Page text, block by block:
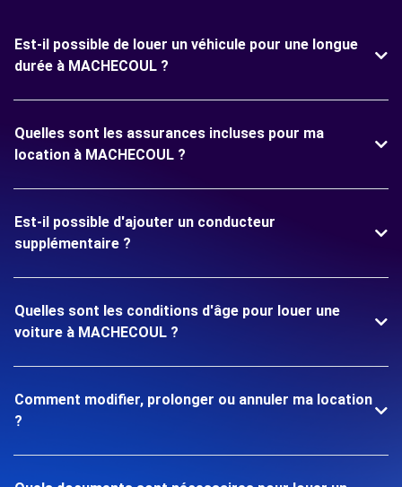
Est-il possible de louer un véhicule pour une longue
durée à MACHECOUL ?
Quelles sont les assurances incluses pour ma
location à MACHECOUL ?
Est-il possible d'ajouter un conducteur
supplémentaire ?
Quelles sont les conditions d'âge pour louer une
voiture à MACHECOUL ?
Comment modifier, prolonger ou annuler ma location
?